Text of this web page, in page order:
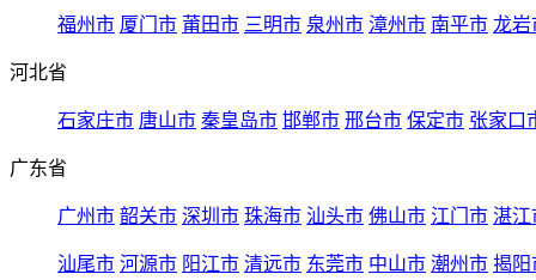
福州市 厦门市 莆田市 三明市 泉州市 漳州市 南平市 龙岩
河北省
石家庄市 唐山市 秦皇岛市 邯郸市 邢台市 保定市 张家口
广东省
广州市 韶关市 深圳市 珠海市 汕头市 佛山市 江门市 湛江
汕尾市 河源市 阳江市 清远市 东莞市 中山市 潮州市 揭阳